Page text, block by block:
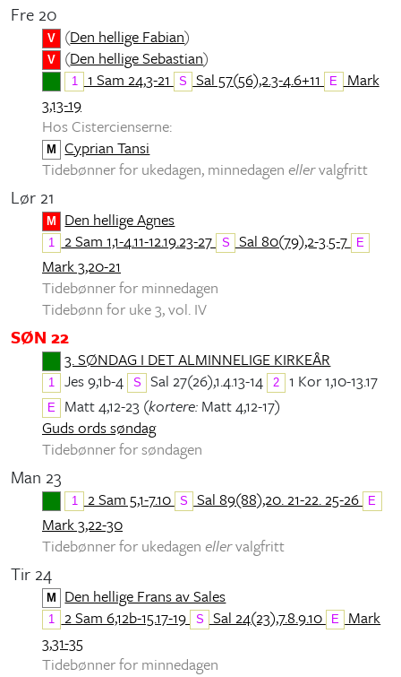
Fre 20
V (Den hellige Fabian)
V (Den hellige Sebastian)
1 1 Sam 24,3-21 S Sal 57(56),2.3-4.6+11 E Mark
3,13-19
Hos Cistercienserne:
M
Cyprian Tansi
Tidebønner for ukedagen, minnedagen ellervalgfritt
Lør 21
M Den hellige Agnes
1 2 Sam 1,1-4.11-12.19.23-27 S Sal 80(79),2-3.5-7 E
Mark 3,20-21
Tidebønner for minnedagen
Tidebønn for uke 3, vol. IV
SØN 22
3. SØNDAG I DET ALMINNELIGE KIRKEÅR
1 Jes 9,1b-4 S Sal 27(26),1.4.13-14 2 1 Kor 1,10-13.17
E Matt 4,12-23 (kortere: Matt 4,12-17)
Guds ords søndag
Tidebønner for søndagen
Man 23
1 2 Sam 5,1-7.10 S Sal 89(88),20. 21-22. 25-26 E
Mark 3,22-30
Tidebønner for ukedagen ellervalgfritt
Tir 24
M Den hellige Frans av Sales
1 2 Sam 6,12b-15.17-19 S Sal 24(23),7.8.9.10 E
Mark
3,31-35
Tidebønner for minnedagen